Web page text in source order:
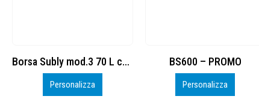
BS600 – PROMO
Personalizza
Run
Visualizza